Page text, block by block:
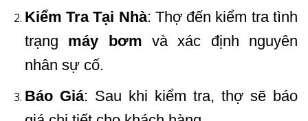
Kiểm Tra Tại Nhà: Thợ đến kiểm tra tình
trạng máy bơm và xác định nguyên
nhân sự cố.
Báo Giá: Sau khi kiểm tra, thợ sẽ báo